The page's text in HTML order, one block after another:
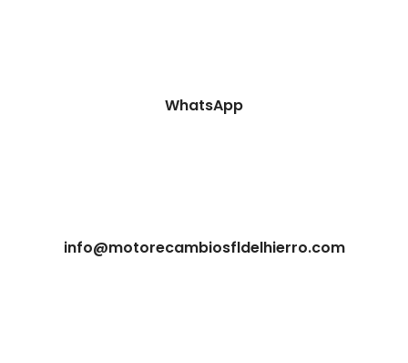
WhatsApp
info@motorecambiosfldelhierro.com